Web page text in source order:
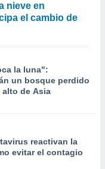
nieve en
el cambio de
la luna":
un bosque perdido
alto de Asia
reactivan la
evitar el contagio